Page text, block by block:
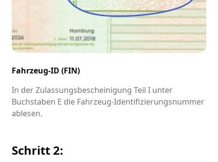
Fahrzeug-ID (FIN)
In der Zulassungsbescheinigung Teil I unter
Buchstaben E die Fahrzeug-Identifizierungsnummer
ablesen.
Schritt 2: